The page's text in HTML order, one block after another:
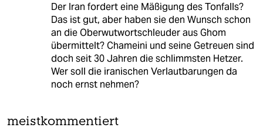
Der Iran fordert eine Mäßigung des Tonfalls?
Das ist gut, aber haben sie den Wunsch schon
an die Oberwutwortschleuder aus Ghom
übermittelt? Chameini und seine Getreuen sind
doch seit 30 Jahren die schlimmsten Hetzer.
Wer soll die iranischen Verlautbarungen da
noch ernst nehmen?
meistkommentiert